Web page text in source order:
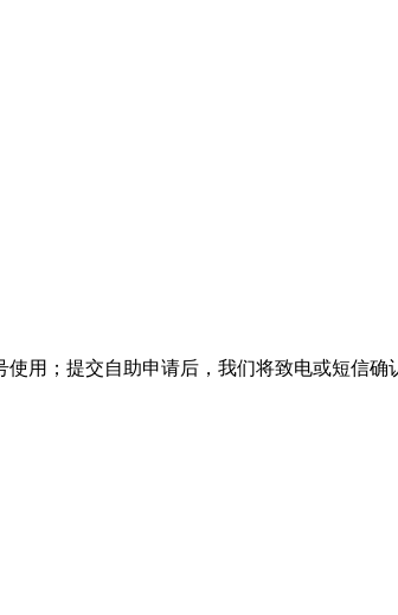
用；提交自助申请后，我们将致电或短信确